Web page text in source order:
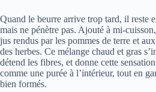
Quand le beurre arrive trop tard, il reste
mais ne pénètre pas. Ajouté à mi-
jus rendus par les pommes de terre et
des herbes. Ce mélange chaud et gras
détend les fibres, et donne cette
comme une purée à l’intérieur, tout en
bien formés.